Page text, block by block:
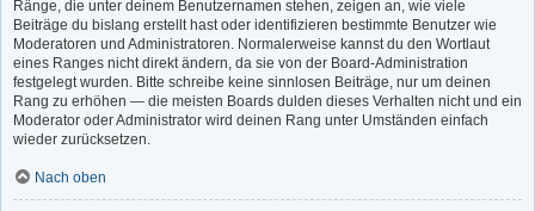
Ränge, die unter deinem Benutzernamen stehen, zeigen an, wie viele
Beiträge du bislang erstellt hast oder identifizieren bestimmte Benutzer wie
Moderatoren und Administratoren. Normalerweise kannst du den Wortlaut
eines Ranges nicht direkt ändern, da sie von der Board-Administration
festgelegt wurden. Bitte schreibe keine sinnlosen Beiträge, nur um deinen
Rang zu erhöhen — die meisten Boards dulden dieses Verhalten nicht und ein
Moderator oder Administrator wird deinen Rang unter Umständen einfach
wieder zurücksetzen.
Nach oben